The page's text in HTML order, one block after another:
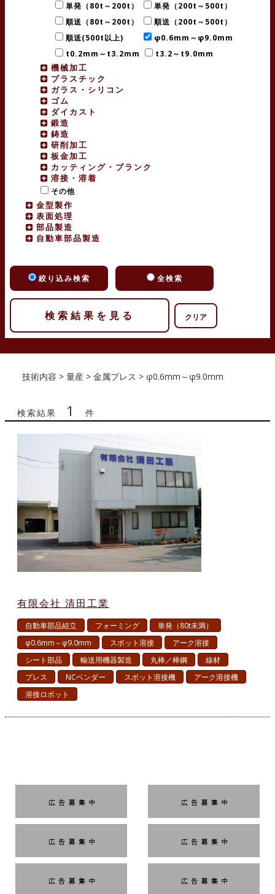
単発（80t～200t）
単発（200t～500t）
順送（80t～200t）
順送（200t～500t）
順送(500t以上)
φ0.6mm～φ9.0mm
t0.2mm～t3.2mm
t3.2～t9.0mm
機械加工
プラスチック
ガラス・シリコン
ゴム
ダイカスト
鍛造
鋳造
研削加工
板金加工
カッティング・ブランク
溶接・溶着
その他
金型製作
表面処理
部品製造
自動車部品製造
絞り込み検索 全検索
クリア
技術内容 > 量産 > 金属プレス > φ0.6mm～φ9.0mm
検索結果 1 件
有限会社 清田工業
自動車部品組立 フォーミング
単発（80t未満）
φ0.6mm～φ9.0mm
スポット溶接
アーク溶接
シート部品
輸送用機器製造 丸棒／棒鋼
線材
プレス
NCベンダー スポット溶接機
アーク溶接機
溶接ロボット